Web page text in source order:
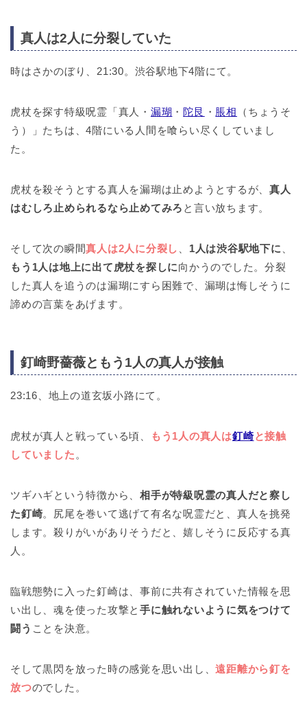
真人は2人に分裂していた
時はさかのぼり、21:30。渋谷駅地下4階にて。
虎杖を探す特級呪霊「真人・ 漏瑚 ・ 陀艮 ・ 脹相
（ちょうそ
う）」たちは、4階にいる人間を喰らい尽くしていまし
た。
虎杖を殺そうとする真人を漏瑚は止めようとするが、真人
はむしろ止められるなら止めてみろ と言い放ちます。
そして次の瞬間真人は2人に分裂し 1人は渋谷駅地下に
もう1人は地上に出て虎杖を探しに向かうのでした。分裂
した真人を追うのは漏瑚にすら困難で、漏瑚は悔しそうに
諦めの言葉をあげます。
釘崎野薔薇ともう1人の真人が接触
23:16、地上の道玄坂小路にて。
虎杖が真人と戦っている頃、 もう1人の真人は釘崎と接触
していました 。
ツギハギという特徴から、相手が特級呪霊の真人だと察し
た釘崎。尻尾を巻いて逃げて有名な呪霊だと、真人を挑発
します。殺りがいがありそうだと、嬉しそうに反応する真
人。
臨戦態勢に入った釘崎は、事前に共有されていた情報を思
い出し、魂を使った攻撃と手に触れないように気をつけて
闘う ことを決意。
そして黒閃を放った時の感覚を思い出し、遠距離から釘を
放つのでした。